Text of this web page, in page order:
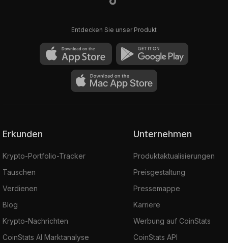
Entdecken Sie unser Produkt
Erkunden
Krypto-Portfolio-Tracker
Tauschen
Verdienen
Blog
Krypto-Nachrichten
CoinStats AI Marktanalyse
Unternehmen
Produktaktualisierungen
Preisgestaltung
Pressemappe
Karriere
Werbung auf CoinStats
CoinStats API